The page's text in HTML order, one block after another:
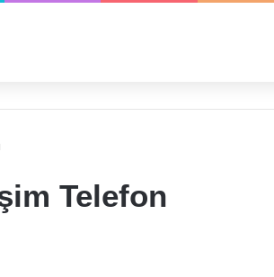
Telefon